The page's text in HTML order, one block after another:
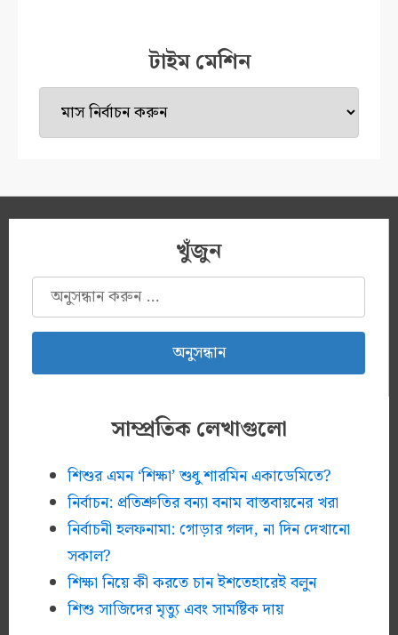
টাইম মেশিন
টাইম
মেশিন
খুঁজুন
অনুসন্ধানঃ
সাম্প্রতিক লেখাগুলো
শিশুর এমন ‘শিক্ষা’ শুধু শারমিন একাডেমিতে?
নির্বাচন: প্রতিশ্রুতির বন্যা বনাম বাস্তবায়নের খরা
নির্বাচনী হলফনামা: গোড়ার গলদ, না দিন দেখানো
সকাল?
শিক্ষা নিয়ে কী করতে চান ইশতেহারেই বলুন
শিশু সাজিদের মৃত্যু এবং সামষ্টিক দায়